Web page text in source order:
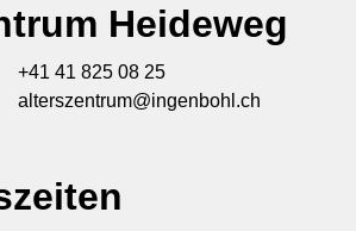
Heideweg
+41 41 825 08 25
alterszentrum@ingenbohl.ch